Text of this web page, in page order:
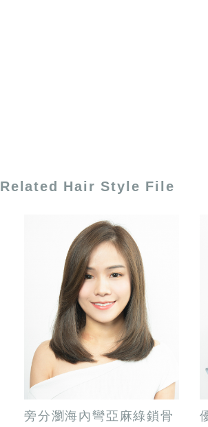
Related Hair Style File
旁分瀏海內彎亞麻綠鎖骨